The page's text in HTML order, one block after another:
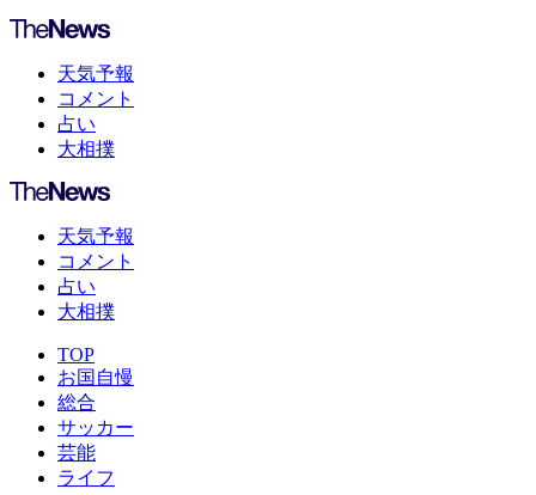
天気予報
コメント
占い
大相撲
天気予報
コメント
占い
大相撲
TOP
お国自慢
総合
サッカー
芸能
ライフ